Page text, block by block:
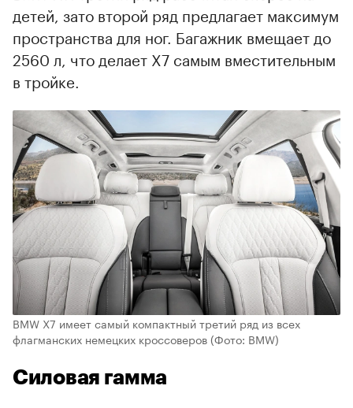
детей, зато второй ряд предлагает максимум
пространства для ног. Багажник вмещает до
2560 л, что делает X7 самым вместительным
в тройке.
BMW X7 имеет самый компактный третий ряд из всех
флагманских немецких кроссоверов(Фото: BMW)
Силовая гамма